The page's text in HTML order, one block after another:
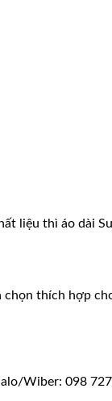
liệu thì áo dài
chọn thích hợp
Wiber: 098